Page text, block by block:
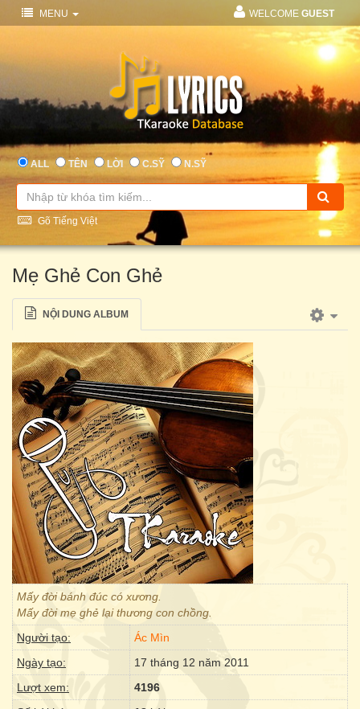
MENU WELCOME GUEST
ALL TÊN LỜI C.SỸ N.SỸ
Gõ Tiếng Việt
Mẹ Ghẻ Con Ghẻ
NỘI DUNG ALBUM
Mấy đời bánh đúc có xương.
Mấy đời mẹ ghẻ lại thương con chồng.
Người tạo:
Ác Mìn
Ngày tạo:
17 tháng 12 năm 2011
Lượt xem:
4196